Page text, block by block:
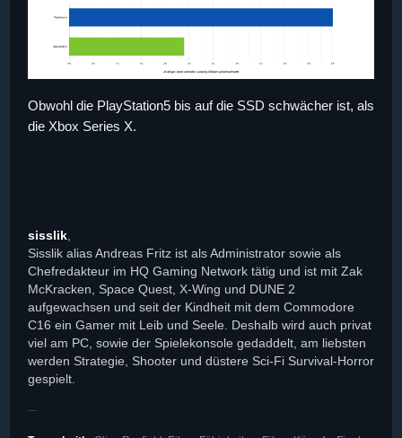
Obwohl die PlayStation5 bis auf die SSD schwächer ist, als
die Xbox Series X.
sisslik
Sisslik alias Andreas Fritz ist als Administrator sowie als
Chefredakteur im HQ Gaming Network tätig und ist mit Zak
McKracken, Space Quest, X-Wing und DUNE 2
aufgewachsen und seit der Kindheit mit dem Commodore
C16 ein Gamer mit Leib und Seele. Deshalb wird auch privat
viel am PC, sowie der Spielekonsole gedaddelt, am liebsten
werden Strategie, Shooter und düstere Sci-Fi Survival-Horror
gespielt.